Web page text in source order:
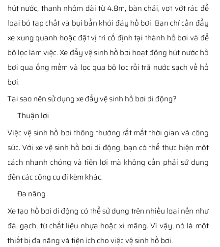
hút nước, thanh nhôm dài từ 4.8m, bàn chải, vợt vớt rác để
loại bỏ tạp chất và bụi bẩn khỏi đáy hồ bơi. Bạn chỉ cần đẩy
xe xung quanh hoặc đặt vị trí cố định tại thành hồ bơi và để
bộ lọc làm việc. Xe đẩy vệ sinh hồ bơi hoạt động hút nước hồ
bơi qua ống mềm và lọc qua bộ lọc rồi trả nước sạch về hồ
bơi.
Tại sao nên sử dụng xe đẩy vệ sinh hồ bơi di động?
Thuận lợi
Việc vệ sinh hồ bơi thông thường rất mất thời gian và công
sức. Với xe vệ sinh hồ bơi di động, bạn có thể thực hiện một
cách nhanh chóng và tiện lợi mà không cần phải sử dụng
đến các công cụ đi kèm khác.
Đa năng
Xe tạo hồ bơi di động có thể sử dụng trên nhiều loại nền như
đá, gạch, từ chất liệu nhựa hoặc xi măng. Vì vậy, nó là một
thiết bị đa năng và tiện ích cho việc vệ sinh hồ bơi.